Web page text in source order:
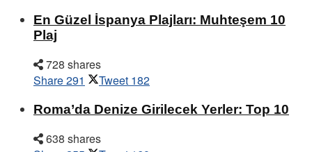
En Güzel İspanya Plajları: Muhteşem 10
Plaj
728 shares
Share291 Tweet 182
Roma’da Denize Girilecek Yerler: Top 10
638 shares